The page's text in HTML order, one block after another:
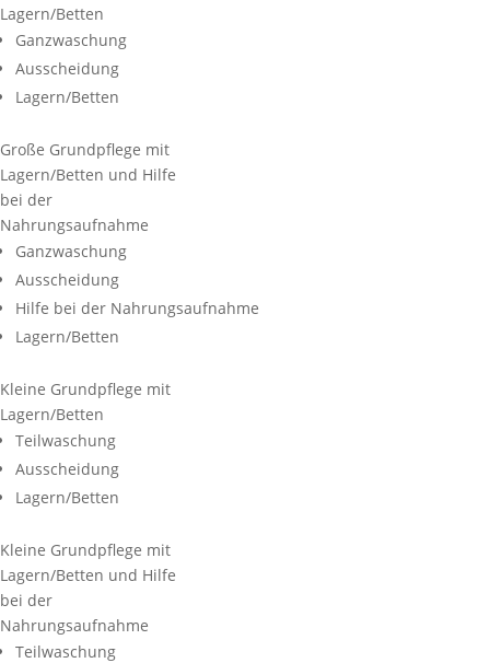
Lagern/Betten
Ganzwaschung
Ausscheidung
Lagern/Betten
Große Grundpflege mit
Lagern/Betten und Hilfe
bei der
Nahrungsaufnahme
Ganzwaschung
Ausscheidung
Hilfe bei der Nahrungsaufnahme
Lagern/Betten
Kleine Grundpflege mit
Lagern/Betten
Teilwaschung
Ausscheidung
Lagern/Betten
Kleine Grundpflege mit
Lagern/Betten und Hilfe
bei der
Nahrungsaufnahme
Teilwaschung